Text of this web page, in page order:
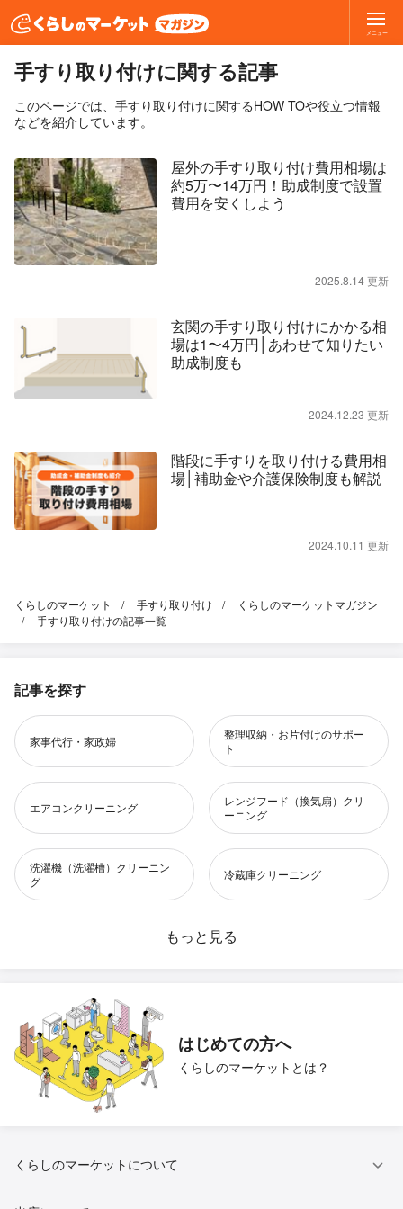
メニュー
手すり取り付けに関する記事
このページでは、手すり取り付けに関するHOW TOや役立つ情報
などを紹介しています。
屋外の手すり取り付け費用相場は
約5万〜14万円！助成制度で設置
費用を安くしよう
2025.8.14 更新
玄関の手すり取り付けにかかる相
場は1〜4万円│あわせて知りたい
助成制度も
2024.12.23 更新
階段に手すりを取り付ける費用相
場│補助金や介護保険制度も解説
2024.10.11 更新
くらしのマーケット 手すり取り付け
くらしのマーケットマガジン
手すり取り付けの記事一覧
記事を探す
家事代行・家政婦
整理収納・お片付けのサポー
ト
エアコンクリーニング
レンジフード（換気扇）クリ
ーニング
洗濯機（洗濯槽）クリーニン
グ
冷蔵庫クリーニング
お風呂（浴室）クリーニング
トイレクリーニング キッチンクリーニング
ハウスクリーニング
窓・サッシの掃除
もっと見る
はじめての方へ
くらしのマーケットとは？
くらしのマーケットについて